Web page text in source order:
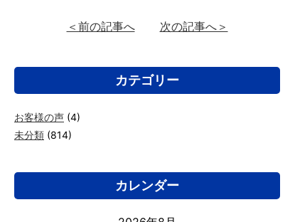
＜前の記事へ 次の記事へ＞
カテゴリー
お客様の声 (4)
未分類 (814)
カレンダー